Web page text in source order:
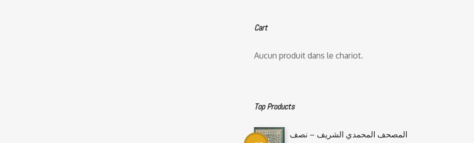
Cart
Aucun produit dans le chariot.
Top Products
المصحف المحمدي الشريف – نصف